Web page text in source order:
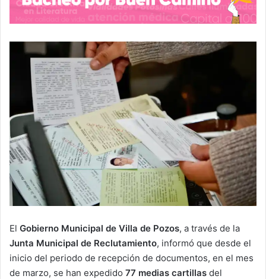
El Gobierno Municipal de Villa de Pozos, a través de la
Junta Municipal de Reclutamiento, informó que desde el
inicio del periodo de recepción de documentos, en el mes
de marzo, se han expedido 77 medias cartillas del